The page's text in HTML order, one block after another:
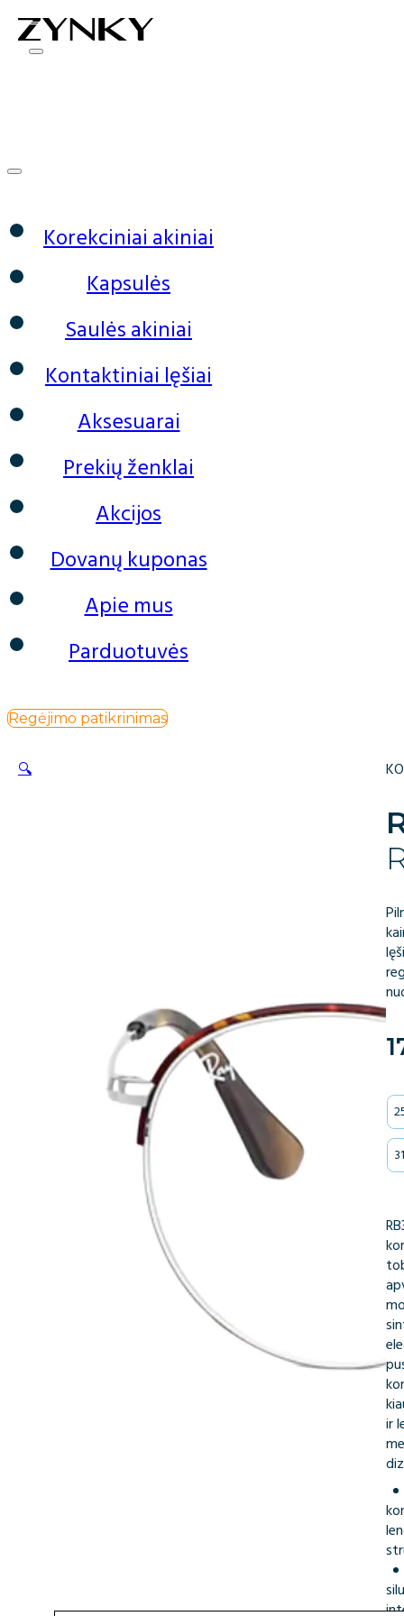
0
Korekciniai akiniai
Kapsulės
Saulės akiniai
Kontaktiniai lęšiai
Aksesuarai
Prekių ženklai
Akcijos
Dovanų kuponas
Apie mus
Parduotuvės
Regėjimo patikrinimas
🔍
ir